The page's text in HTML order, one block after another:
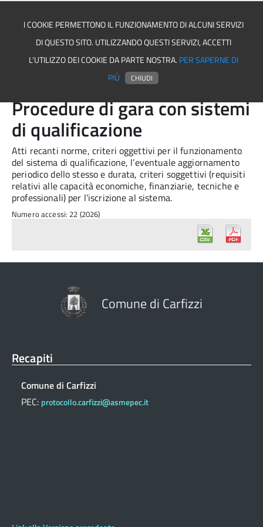
Comune di Carfizzi
Procedure di gara con sistemi
di qualificazione
Atti recanti norme, criteri oggettivi per il funzionamento
del sistema di qualificazione, l’eventuale aggiornamento
periodico dello stesso e durata, criteri soggettivi (requisiti
relativi alle capacità economiche, finanziarie, tecniche e
professionali) per l’iscrizione al sistema.
Numero accessi: 22 (2026)
Comune di Carfizzi
Recapiti
Comune di Carfizzi
PEC: protocollo.carfizzi@asmepec.it
I COOKIE PERMETTONO IL FUNZIONAMENTO DI ALCUNI SERVIZI
DI QUESTO SITO. UTILIZZANDO QUESTI SERVIZI, ACCETTI
L'UTILIZZO DEI COOKIE DA PARTE NOSTRA. PER SAPERNE DI
PIÙ
CHIUDI